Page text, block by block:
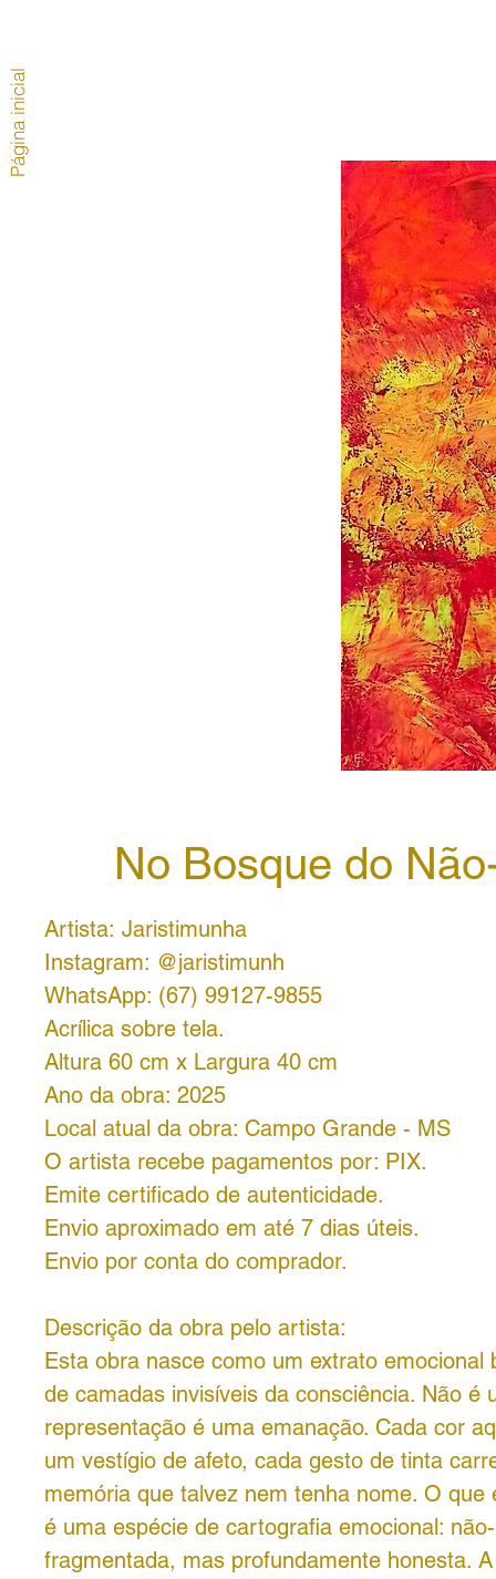
No Bosque do
Artista: Jaristimunha
Instagram: @jaristimunh
WhatsApp: (67) 99127-9855
Acrílica sobre tela.
Altura 60 cm x Largura 40 cm
Ano da obra: 2025
Local atual da obra: Campo Grande - MS
O artista recebe pagamentos por: PIX.
Emite certificado de autenticidade.
Envio aproximado em até 7 dias úteis.
Envio por conta do comprador.
Descrição da obra pelo artista:
Esta obra nasce como um extrato emocional
de camadas invisíveis da consciência. Não é
representação é uma emanação. Cada cor
um vestígio de afeto, cada gesto de tinta
memória que talvez nem tenha nome. O que
é uma espécie de cartografia emocional:
fragmentada, mas profundamente honesta.
Página inicial